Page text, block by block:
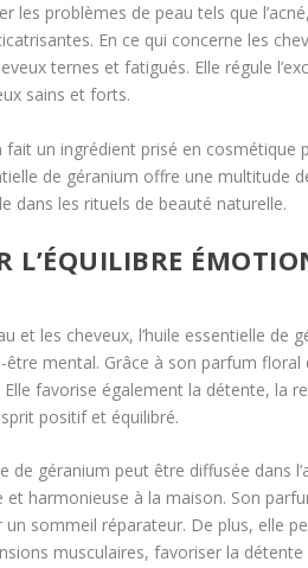
les problèmes de peau tels que
En ce qui concerne les
ternes et fatigués. Elle régule
sains et forts.
un ingrédient prisé en
de géranium offre une multitude
dans les rituels de beauté naturelle.
L’ÉQUILIBRE
et les cheveux, l’huile essentielle
être mental. Grâce à son parfum
Elle favorise également la détente, la
positif et équilibré.
de géranium peut être diffusée dans
harmonieuse à la maison. Son
sommeil réparateur. De plus, elle
musculaires, favoriser la